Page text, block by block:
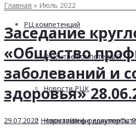
РЦ компетенций
О центре компетенций
Новости РЦК
Нормативные документы
Главная » Июль 2022
Заседание
«Общество
заболеваний и
здоровья»
29.07.2022 НовостиШеф-редактор